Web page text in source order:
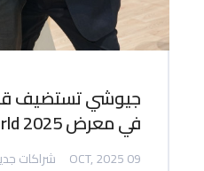
في معرض Busworld 2025
09 OCT, 2025
شراكات